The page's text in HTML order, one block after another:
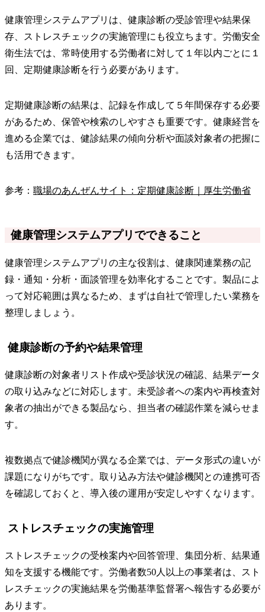
健康管理システムアプリは、健康診断の受診管理や結果保
存、ストレスチェックの実施管理にも役立ちます。労働安全
衛生法では、常時使用する労働者に対して１年以内ごとに１
回、定期健康診断を行う必要があります。
定期健康診断の結果は、記録を作成して５年間保存する必要
があるため、保管や検索のしやすさも重要です。健康経営を
進める企業では、健診結果の傾向分析や面談対象者の把握に
も活用できます。
参考： 職場のあんぜんサイト：定期健康診断｜厚生労働省
健康管理システムアプリでできること
健康管理システムアプリの主な役割は、健康関連業務の記
録・通知・分析・面談管理を効率化することです。製品によ
って対応範囲は異なるため、まずは自社で管理したい業務を
整理しましょう。
健康診断の予約や結果管理
健康診断の対象者リスト作成や受診状況の確認、結果データ
の取り込みなどに対応します。未受診者への案内や再検査対
象者の抽出ができる製品なら、担当者の確認作業を減らせま
す。
複数拠点で健診機関が異なる企業では、データ形式の違いが
課題になりがちです。取り込み方法や健診機関との連携可否
を確認しておくと、導入後の運用が安定しやすくなります。
ストレスチェックの実施管理
ストレスチェックの受検案内や回答管理、集団分析、結果通
知を支援する機能です。労働者数50人以上の事業者は、スト
レスチェックの実施結果を労働基準監督署へ報告する必要が
あります。